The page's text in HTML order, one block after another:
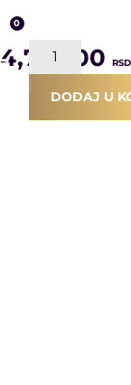
0
4,776.00 RSD
DODAJ U